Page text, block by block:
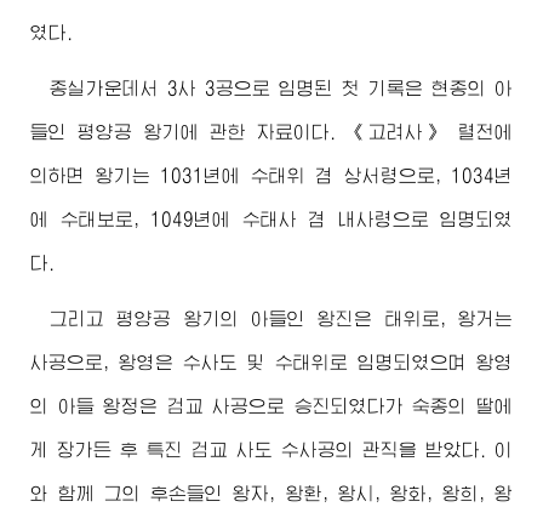
였다.
종실가운데서 3사 3공으로 임명된 첫 기록은 현종의 아
들인 평양공 왕기에 관한 자료이다. 《고려사》 렬전에
의하면 왕기는 1031년에 수태위 겸 상서령으로, 1034년
에 수태보로, 1049년에 수태사 겸 내사령으로 임명되였
다.
그리고 평양공 왕기의 아들인 왕진은 태위로, 왕거는
사공으로, 왕영은 수사도 및 수태위로 임명되였으며 왕영
의 아들 왕정은 검교 사공으로 승진되였다가 숙종의 딸에
게 장가든 후 특진 검교 사도 수사공의 관직을 받았다. 이
와 함께 그의 후손들인 왕자, 왕환, 왕시, 왕화, 왕희, 왕